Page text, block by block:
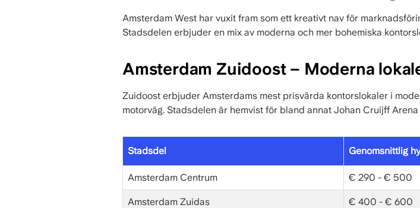
Amsterdam West har vuxit fram som ett kreativt nav för
Stadsdelen erbjuder en mix av moderna och mer bohemiska
Amsterdam Zuidoost – Moderna
Zuidoost erbjuder Amsterdams mest prisvärda kontorslokaler i
motorväg. Stadsdelen är hemvist för bland annat Johan Cruijff
Stadsdel Genomsnittlig
Amsterdam Centrum € 290 - € 500
Amsterdam Zuidas € 400 - € 600